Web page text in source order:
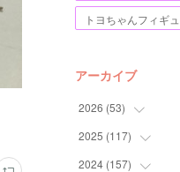
トヨちゃんフィギ
アーカイブ
2026 (53)
(1)
(5)
2025 (117)
(11
2024 (157)